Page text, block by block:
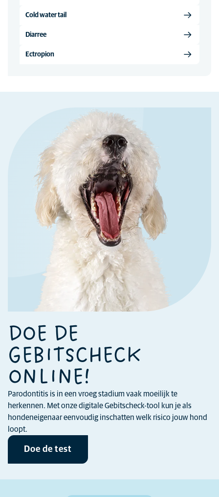
Cold water tail
Diarree
Ectropion
DOE DE
GEBITSCHECK
ONLINE!
Parodontitis is in een vroeg stadium vaak moeilijk te
herkennen. Met onze digitale Gebitscheck-tool kun je als
hondeneigenaar eenvoudig inschatten welk risico jouw hond
loopt.
Doe de test